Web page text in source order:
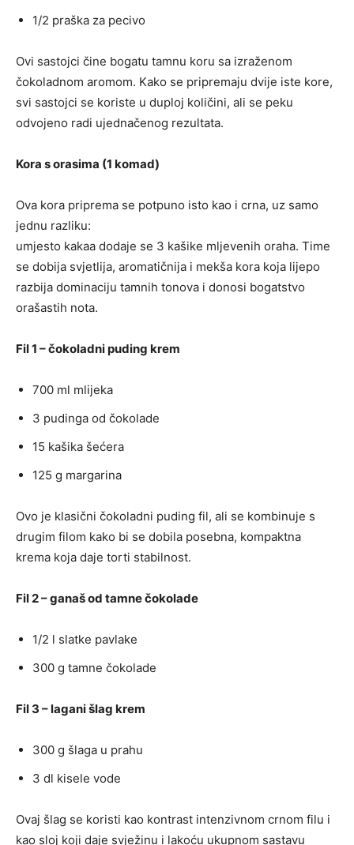
1/2 praška za pecivo
Ovi sastojci čine bogatu tamnu koru sa izraženom
čokoladnom aromom. Kako se pripremaju dvije iste kore,
svi sastojci se koriste u duploj količini, ali se peku
odvojeno radi ujednačenog rezultata.
Kora s orasima (1 komad)
Ova kora priprema se potpuno isto kao i crna, uz samo
jednu razliku:
umjesto kakaa dodaje se 3 kašike mljevenih oraha. Time
se dobija svjetlija, aromatičnija i mekša kora koja lijepo
razbija dominaciju tamnih tonova i donosi bogatstvo
orašastih nota.
Fil 1 – čokoladni puding krem
700 ml mlijeka
3 pudinga od čokolade
15 kašika šećera
125 g margarina
Ovo je klasični čokoladni puding fil, ali se kombinuje s
drugim filom kako bi se dobila posebna, kompaktna
krema koja daje torti stabilnost.
Fil 2 – ganaš od tamne čokolade
1/2 l slatke pavlake
300 g tamne čokolade
Fil 3 – lagani šlag krem
300 g šlaga u prahu
3 dl kisele vode
Ovaj šlag se koristi kao kontrast intenzivnom crnom filu i
kao sloj koji daje svježinu i lakoću ukupnom sastavu